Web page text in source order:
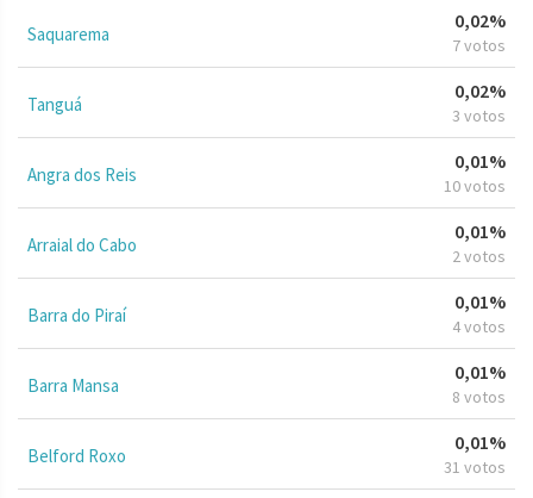
Saquarema
0,02%
7 votos
Tanguá
0,02%
3 votos
Angra dos Reis
0,01%
10 votos
Arraial do Cabo
0,01%
2 votos
Barra do Piraí
0,01%
4 votos
Barra Mansa
0,01%
8 votos
Belford Roxo
0,01%
31 votos